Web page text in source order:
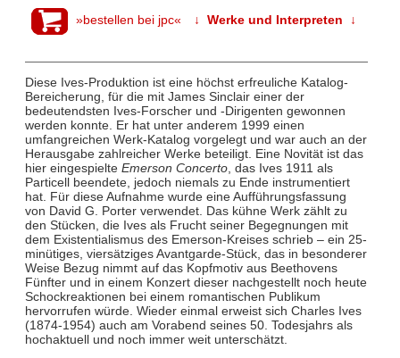
»bestellen bei jpc« ↓ Werke und Interpreten ↓
Diese Ives-Produktion ist eine höchst erfreuliche Katalog-
Bereicherung, für die mit James Sinclair einer der
bedeutendsten Ives-Forscher und -Dirigenten gewonnen
werden konnte. Er hat unter anderem 1999 einen
umfangreichen Werk-Katalog vorgelegt und war auch an der
Herausgabe zahlreicher Werke beteiligt. Eine Novität ist das
hier eingespielte Emerson Concerto, das Ives 1911 als
Particell beendete, jedoch niemals zu Ende instrumentiert
hat. Für diese Aufnahme wurde eine Aufführungsfassung
von David G. Porter verwendet. Das kühne Werk zählt zu
den Stücken, die Ives als Frucht seiner Begegnungen mit
dem Existentialismus des Emerson-Kreises schrieb – ein 25-
minütiges, viersätziges Avantgarde-Stück, das in besonderer
Weise Bezug nimmt auf das Kopfmotiv aus Beethovens
Fünfter und in einem Konzert dieser nachgestellt noch heute
Schockreaktionen bei einem romantischen Publikum
hervorrufen würde. Wieder einmal erweist sich Charles Ives
(1874-1954) auch am Vorabend seines 50. Todesjahrs als
hochaktuell und noch immer weit unterschätzt.